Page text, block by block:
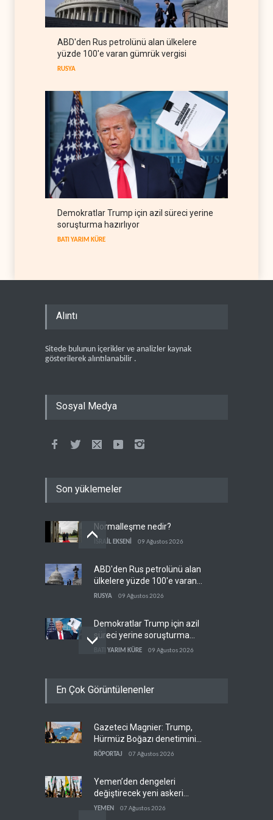
rejimiyle uzlaşma yok,
misilleme var
IRAK 09 Ağustos 2026
The Guardian: Trump’ın İran
stratejisi alay konusu oldu
ABD'den Rus petrolünü alan ülkelere
yüzde 100'e varan gümrük vergisi
RUSYA
Demokratlar Trump için azil süreci yerine
soruşturma hazırlıyor
BATI YARIM KÜRE
Alıntı
Sitede bulunun içerikler ve analizler kaynak
gösterilerek alıntılanabilir .
Sosyal Medya
Son yüklemeler
Normalleşme nedir?
İSRAİL EKSENİ 09 Ağustos 2026
ABD'den Rus petrolünü alan
ülkelere yüzde 100'e varan
gümrük vergisi
RUSYA 09 Ağustos 2026
Demokratlar Trump için azil
süreci yerine soruşturma
hazırlıyor
BATI YARIM KÜRE 09 Ağustos 2026
Afrika'daki petrol
Pentagon silah şirketlerine
21 gün süre verdi
BATI YARIM KÜRE
En Çok Görüntülenenler
Gazeteci Magnier: Trump,
Hürmüz Boğazı denetimini
doğrudan İran ve Umman'a
RÖPORTAJ 07 Ağustos 2026
Yemen’den dengeleri
değiştirecek yeni askeri
denklem
YEMEN 07 Ağustos 2026